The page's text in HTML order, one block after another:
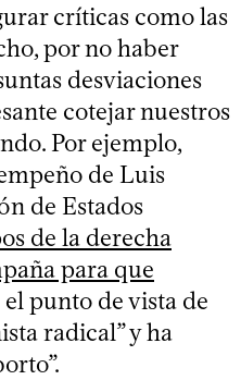
críticas como las
por no haber
desviaciones
cotejar nuestros
Por ejemplo,
de Luis
de Estados
de la derecha
para que
el punto de vista de
radical” y ha